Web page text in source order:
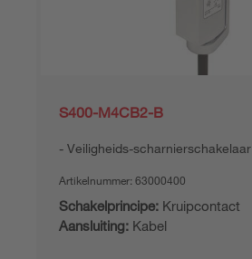
S400-M4CB2-B
Veiligheids-scharnierschakelaar
Artikelnummer: 63000400
Schakelprincipe: Kruipcontact
Aansluiting: Kabel